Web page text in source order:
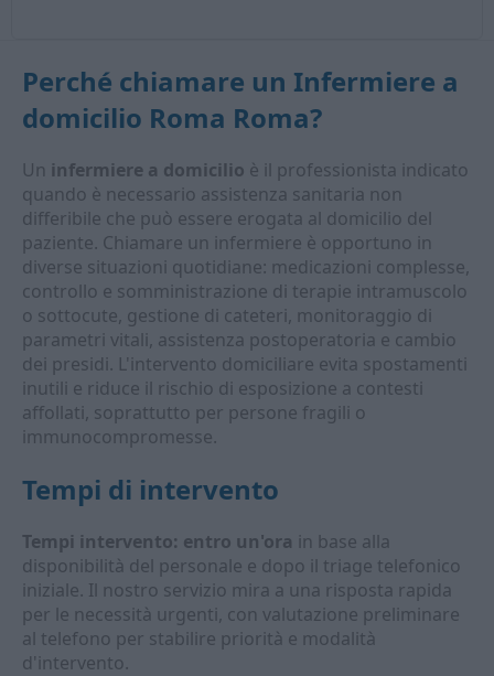
Perché chiamare un Infermiere a
domicilio Roma Roma?
Un infermiere a domicilio è il professionista indicato
quando è necessario assistenza sanitaria non
differibile che può essere erogata al domicilio del
paziente. Chiamare un infermiere è opportuno in
diverse situazioni quotidiane: medicazioni complesse,
controllo e somministrazione di terapie intramuscolo
o sottocute, gestione di cateteri, monitoraggio di
parametri vitali, assistenza postoperatoria e cambio
dei presidi. L'intervento domiciliare evita spostamenti
inutili e riduce il rischio di esposizione a contesti
affollati, soprattutto per persone fragili o
immunocompromesse.
Tempi di intervento
Tempi intervento: entro un'ora in base alla
disponibilità del personale e dopo il triage telefonico
iniziale. Il nostro servizio mira a una risposta rapida
per le necessità urgenti, con valutazione preliminare
al telefono per stabilire priorità e modalità
d'intervento.